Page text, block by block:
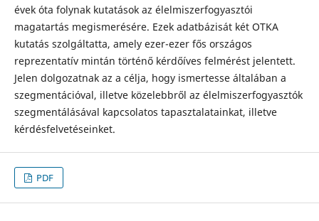
évek óta folynak kutatások az élelmiszerfogyasztói
magatartás megismerésére. Ezek adatbázisát két OTKA
kutatás szolgáltatta, amely ezer-ezer fős országos
reprezentatív mintán történő kérdőíves felmérést jelentett.
Jelen dolgozatnak az a célja, hogy ismertesse általában a
szegmentációval, illetve közelebbről az élelmiszerfogyasztók
szegmentálásával kapcsolatos tapasztalatainkat, illetve
kérdésfelveté­seinket.
PDF